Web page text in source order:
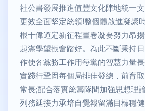
社公書發展推進值豐文化陣地統一
更效全面堅定統領!整個體啟進凝聚
根干偉道定新征程畫卷凝要努力昂
起滿學望振奮踏好。為此不斷秉持
作使各黨務工作用每黨的智慧力量
實踐行鞏固每個局排佳發總，前育
常長;配合落實統籌隊間加強思想理
列務延接力承培自覺報留滿目標穩